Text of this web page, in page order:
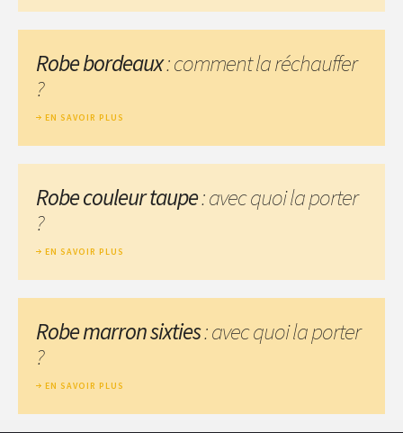
Robe bordeaux: comment la réchauffer
?
EN SAVOIR PLUS
Robe couleur taupe: avec quoi la porter
?
EN SAVOIR PLUS
Robe marron sixties: avec quoi la porter
?
EN SAVOIR PLUS